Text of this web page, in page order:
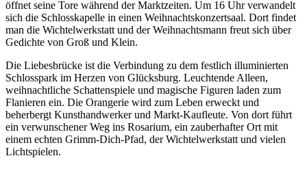
öffnet seine Tore während der Marktzeiten. Um 16 Uhr verwandelt
sich die Schlosskapelle in einen Weihnachtskonzertsaal. Dort findet
man die Wichtelwerkstatt und der Weihnachtsmann freut sich über
Gedichte von Groß und Klein.
Die Liebesbrücke ist die Verbindung zu dem festlich illuminierten
Schlosspark im Herzen von Glücksburg. Leuchtende Alleen,
weihnachtliche Schattenspiele und magische Figuren laden zum
Flanieren ein. Die Orangerie wird zum Leben erweckt und
beherbergt Kunsthandwerker und Markt-Kaufleute. Von dort führt
ein verwunschener Weg ins Rosarium, ein zauberhafter Ort mit
einem echten Grimm-Dich-Pfad, der Wichtelwerkstatt und vielen
Lichtspielen.